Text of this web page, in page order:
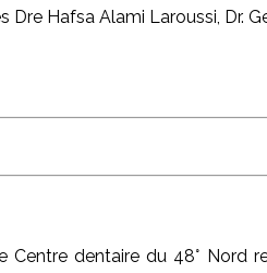
Dre Hafsa Alami Laroussi, Dr.
Centre dentaire du 48° Nord